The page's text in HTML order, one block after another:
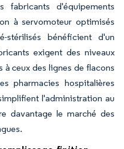
fabricants d'équipements
à servomoteur optimisés
bénéficient d'un
exigent des niveaux
à ceux des lignes de flacons
pharmacies hospitalières
l'administration au
davantage le marché des